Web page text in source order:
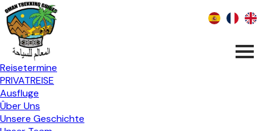
Reisetermine
PRIVATREISE
Ausfluge
Ûber Uns
Unsere Geschichte